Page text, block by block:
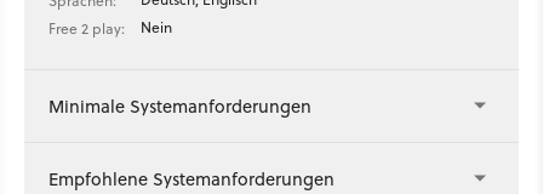
Free 2 play:
Nein
Minimale Systemanforderungen
Empfohlene Systemanforderungen